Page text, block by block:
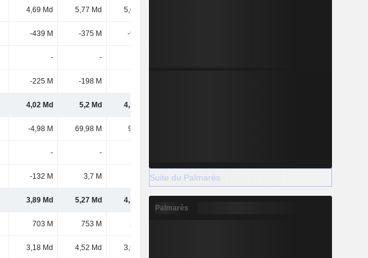
4,69 Md 5,77 Md 5,07 Md
-439 M -375 M -931 M
- -
-225 M -198 M
4,02 Md 5,2 Md 4,14 Md
-4,98 M 69,98 M 9,32 M
- -
-132 M 3,7 M 284 k 959 k
3,89 Md 5,27 Md 4,15 Md
703 M 753 M 222 M
3,18 Md 4,52 Md 3,93 Md
Suite du Palmarès
Palmarès